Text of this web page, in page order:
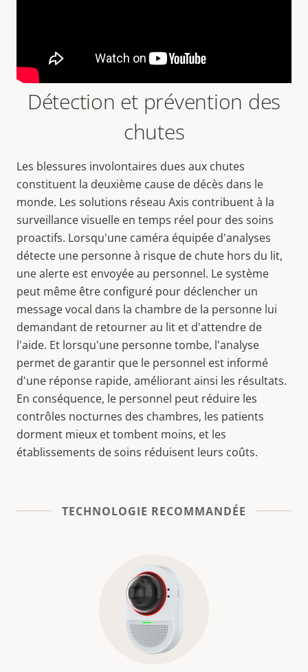
Détection et prévention des
chutes
Les blessures involontaires dues aux chutes
constituent la deuxième cause de décès dans le
monde. Les solutions réseau Axis contribuent à la
surveillance visuelle en temps réel pour des soins
proactifs. Lorsqu'une caméra équipée d'analyses
détecte une personne à risque de chute hors du lit,
une alerte est envoyée au personnel. Le système
peut même être configuré pour déclencher un
message vocal dans la chambre de la personne lui
demandant de retourner au lit et d'attendre de
l'aide. Et lorsqu'une personne tombe, l'analyse
permet de garantir que le personnel est informé
d'une réponse rapide, améliorant ainsi les résultats.
En conséquence, le personnel peut réduire les
contrôles nocturnes des chambres, les patients
dorment mieux et tombent moins, et les
établissements de soins réduisent leurs coûts.
TECHNOLOGIE RECOMMANDÉE